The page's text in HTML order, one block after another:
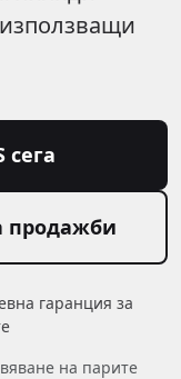
сега
продажби
гаранция за
на парите